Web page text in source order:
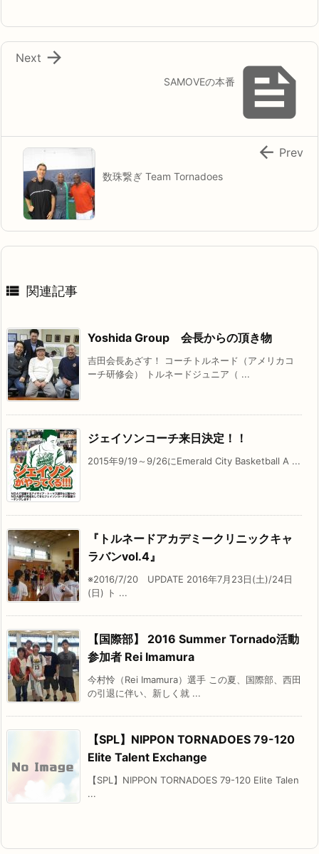

SAMOVEの本番

Next
数珠繋ぎ Team Tornadoes
 Prev
 関連記事
Yoshida Group 会長からの頂き物
吉田会長あざす！ コーチトルネード（アメリカコ
ーチ研修会） トルネードジュニア（ ...
ジェイソンコーチ来日決定！！
2015年9/19～9/26にEmerald City Basketball A ...
『トルネードアカデミークリニックキャ
ラバンvol.4』
※2016/7/20 UPDATE 2016年7月23日(土)/24日
(日) ト ...
【国際部】 2016 Summer Tornado活動
参加者 Rei Imamura
今村怜（Rei Imamura）選手 この夏、国際部、西田
の引退に伴い、新しく就 ...
【SPL】NIPPON TORNADOES 79-120
Elite Talent Exchange
【SPL】NIPPON TORNADOES 79-120 Elite Talen
...